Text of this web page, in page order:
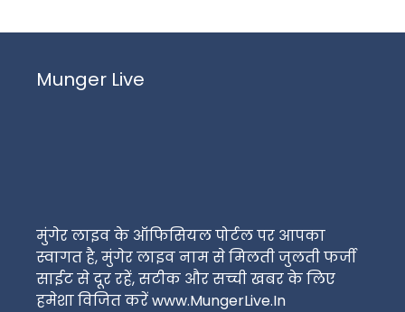
Munger Live
मुंगेर लाइव के ऑफिसियल पोर्टल पर आपका
स्वागत है, मुंगेर लाइव नाम से मिलती जुलती फर्जी
साईट से दूर रहें, सटीक और सच्ची खबर के लिए
हमेशा विजित करें www.MungerLive.In